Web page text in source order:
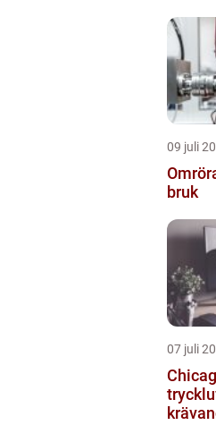
09 juli
bruk
07 juli